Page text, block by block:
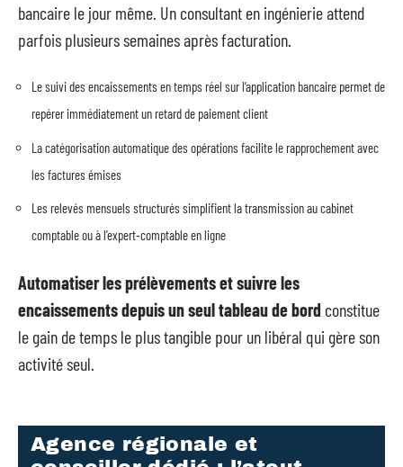
bancaire le jour même. Un consultant en ingénierie attend
parfois plusieurs semaines après facturation.
Le suivi des encaissements en temps réel sur l’application bancaire permet de
repérer immédiatement un retard de paiement client
La catégorisation automatique des opérations facilite le rapprochement avec
les factures émises
Les relevés mensuels structurés simplifient la transmission au cabinet
comptable ou à l’expert-comptable en ligne
Automatiser les prélèvements et suivre les
encaissements depuis un seul tableau de bord constitue
le gain de temps le plus tangible pour un libéral qui gère son
activité seul.
Agence régionale et